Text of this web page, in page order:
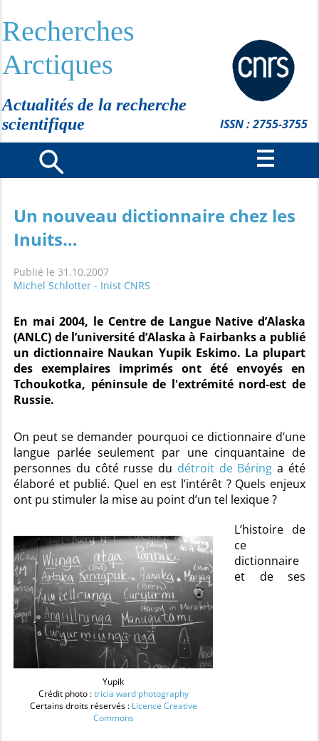
Recherches
Arctiques
Actualités de la recherche
scientifique
ISSN : 2755-3755
Un nouveau dictionnaire chez les
Inuits…
Publié le 31.10.2007
Michel Schlotter - Inist CNRS
En mai 2004, le Centre de Langue Native d’Alaska
(ANLC) de l’université d’Alaska à Fairbanks a publié
un dictionnaire Naukan Yupik Eskimo. La plupart
des exemplaires imprimés ont été envoyés en
Tchoukotka, péninsule de l'extrémité nord-est de
Russie.
On peut se demander pourquoi ce dictionnaire d’une
langue parlée seulement par une cinquantaine de
personnes du côté russe du détroit de Béring a été
élaboré et publié. Quel en est l’intérêt ? Quels enjeux
ont pu stimuler la mise au point d’un tel lexique ?
Yupik
Crédit photo :tricia ward photography
Certains droits réservés : Licence Creative
Commons
L’histoire de
ce
dictionnaire
et de ses